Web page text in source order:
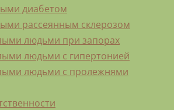
диабетом
рассеянным склерозом
людьми при запорах
людьми с гипертонией
людьми с пролежнями